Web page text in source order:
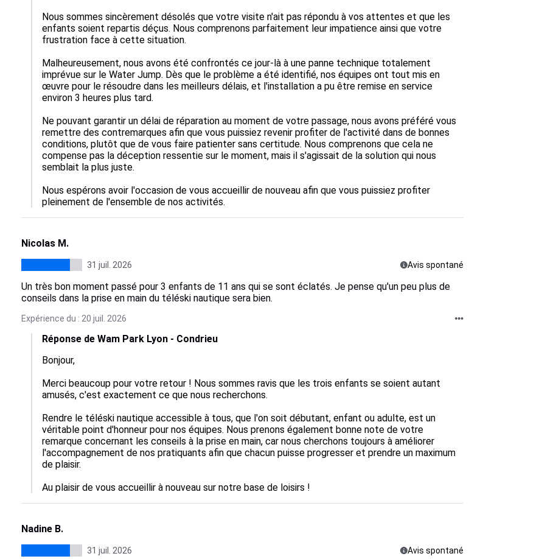
Nous sommes sincèrement désolés que votre visite n'ait pas répondu à vos attentes et que les
enfants soient repartis déçus. Nous comprenons parfaitement leur impatience ainsi que votre
frustration face à cette situation.
Malheureusement, nous avons été confrontés ce jour-là à une panne technique totalement
imprévue sur le Water Jump. Dès que le problème a été identifié, nos équipes ont tout mis en
œuvre pour le résoudre dans les meilleurs délais, et l'installation a pu être remise en service
environ 3 heures plus tard.
Ne pouvant garantir un délai de réparation au moment de votre passage, nous avons préféré vous
remettre des contremarques afin que vous puissiez revenir profiter de l'activité dans de bonnes
conditions, plutôt que de vous faire patienter sans certitude. Nous comprenons que cela ne
compense pas la déception ressentie sur le moment, mais il s'agissait de la solution qui nous
semblait la plus juste.
Nous espérons avoir l'occasion de vous accueillir de nouveau afin que vous puissiez profiter
pleinement de l'ensemble de nos activités.
Nicolas M.
31 juil. 2026 Avis spontané
Un très bon moment passé pour 3 enfants de 11 ans qui se sont éclatés. Je pense qu'un peu plus de
conseils dans la prise en main du téléski nautique sera bien.
Expérience du : 20 juil. 2026
Réponse de Wam Park Lyon - Condrieu
Bonjour,
Merci beaucoup pour votre retour ! Nous sommes ravis que les trois enfants se soient autant
amusés, c'est exactement ce que nous recherchons.
Rendre le téléski nautique accessible à tous, que l'on soit débutant, enfant ou adulte, est un
véritable point d'honneur pour nos équipes. Nous prenons également bonne note de votre
remarque concernant les conseils à la prise en main, car nous cherchons toujours à améliorer
l'accompagnement de nos pratiquants afin que chacun puisse progresser et prendre un maximum
de plaisir.
Au plaisir de vous accueillir à nouveau sur notre base de loisirs !
Nadine B.
31 juil. 2026 Avis spontané